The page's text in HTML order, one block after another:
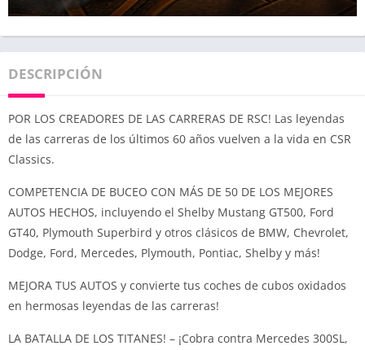
DESCRIPCIÓN
POR LOS CREADORES DE LAS CARRERAS DE RSC! Las leyendas
de las carreras de los últimos 60 años vuelven a la vida en CSR
Classics.
COMPETENCIA DE BUCEO CON MÁS DE 50 DE LOS MEJORES
AUTOS HECHOS, incluyendo el Shelby Mustang GT500, Ford
GT40, Plymouth Superbird y otros clásicos de BMW, Chevrolet,
Dodge, Ford, Mercedes, Plymouth, Pontiac, Shelby y más!
MEJORA TUS AUTOS y convierte tus coches de cubos oxidados
en hermosas leyendas de las carreras!
LA BATALLA DE LOS TITANES! – ¡Cobra contra Mercedes 300SL,